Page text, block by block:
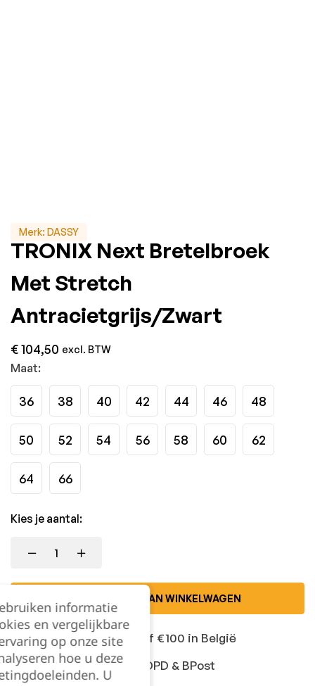
Merk: DASSY
TRONIX Next Bretelbroek
Met Stretch
Antracietgrijs/Zwart
€104,50 excl. BTW
Maat:
36 38 40 42 44 46 48
50 52 54 56 58 60 62
64 66
Kies je aantal:
TOEVOEGEN AAN WINKELWAGEN
Gratis levering vanaf €100 in België
Snelle levering met DPD & BPost
informatie
en vergelijkbare
op onze site
hoe u deze
U